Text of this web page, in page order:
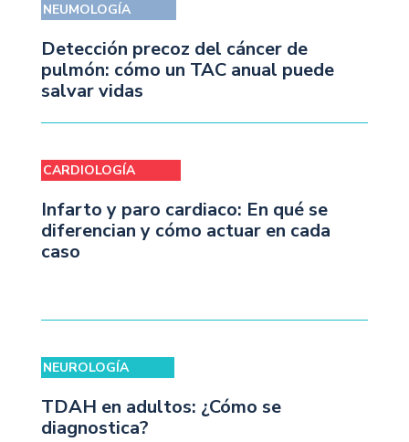
NEUMOLOGÍA
Detección precoz del cáncer de
pulmón: cómo un TAC anual puede
salvar vidas
CARDIOLOGÍA
Infarto y paro cardiaco: En qué se
diferencian y cómo actuar en cada
caso
NEUROLOGÍA
TDAH en adultos: ¿Cómo se
diagnostica?